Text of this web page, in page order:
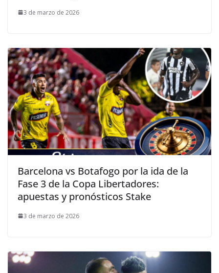
3 de marzo de 2026
Barcelona vs Botafogo por la ida de la
Fase 3 de la Copa Libertadores:
apuestas y pronósticos Stake
3 de marzo de 2026